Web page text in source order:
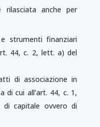
rilasciata anche per
strumenti finanziari
44, c. 2, lett. a) del
di associazione in
di cui all’art. 44, c. 1,
capitale ovvero di